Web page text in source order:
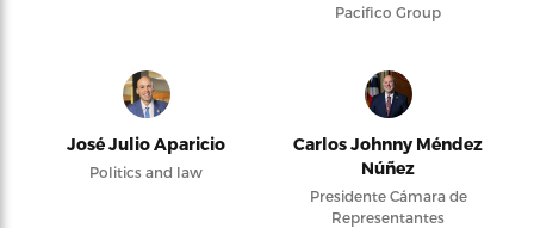
Pacifico Group
José Julio Aparicio
Politics and law
Carlos Johnny Méndez
Núñez
Presidente Cámara de
Representantes